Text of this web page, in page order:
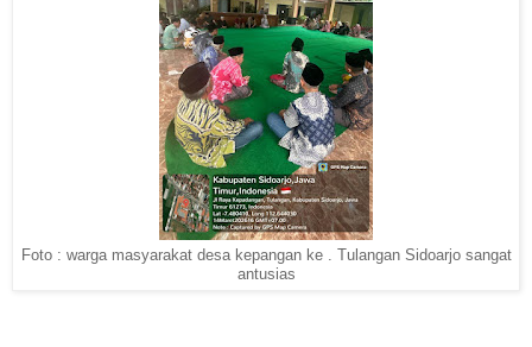
Foto : warga masyarakat desa kepangan ke . Tulangan Sidoarjo sangat
antusias